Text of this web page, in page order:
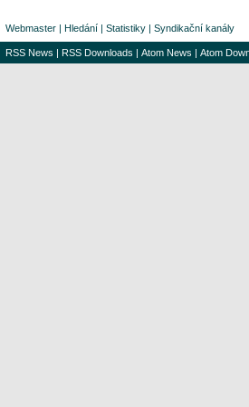
Webmaster | Hledání | Statistiky | Syndikační kanály
RSS News | RSS Downloads | Atom News | Atom